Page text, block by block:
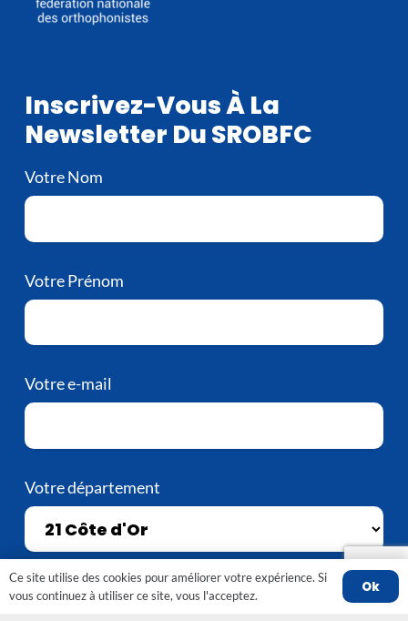
Inscrivez-Vous À La
Newsletter Du SROBFC
Votre Nom
Votre Prénom
Votre e-mail
Votre département
Ce site utilise des cookies pour améliorer votre expérience. Si
vous continuez à utiliser ce site, vous l'acceptez.
Ok